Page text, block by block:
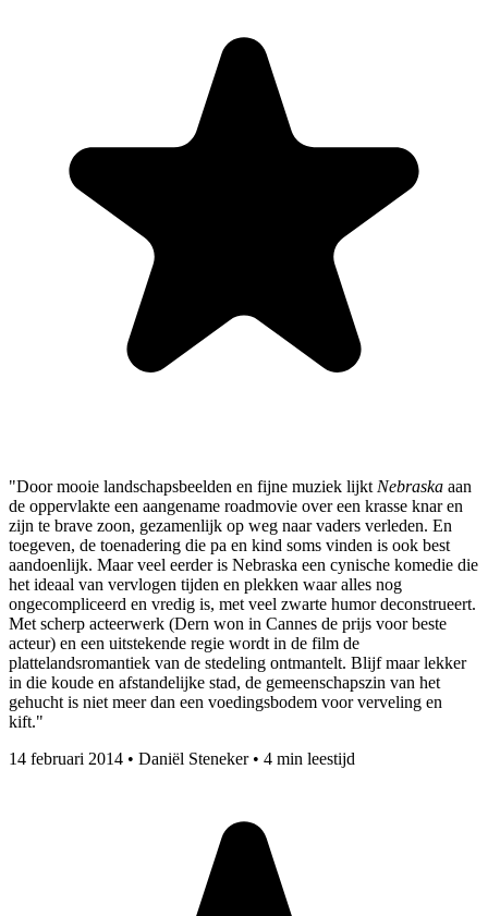
"Door mooie landschapsbeelden en fijne muziek lijkt Nebraska aan
de oppervlakte een aangename roadmovie over een krasse knar en
zijn te brave zoon, gezamenlijk op weg naar vaders verleden. En
toegeven, de toenadering die pa en kind soms vinden is ook best
aandoenlijk. Maar veel eerder is Nebraska een cynische komedie die
het ideaal van vervlogen tijden en plekken waar alles nog
ongecompliceerd en vredig is, met veel zwarte humor deconstrueert.
Met scherp acteerwerk (Dern won in Cannes de prijs voor beste
acteur) en een uitstekende regie wordt in de film de
plattelandsromantiek van de stedeling ontmantelt. Blijf maar lekker
in die koude en afstandelijke stad, de gemeenschapszin van het
gehucht is niet meer dan een voedingsbodem voor verveling en
kift."
14 februari 2014 • Daniël Steneker • 4 min leestijd